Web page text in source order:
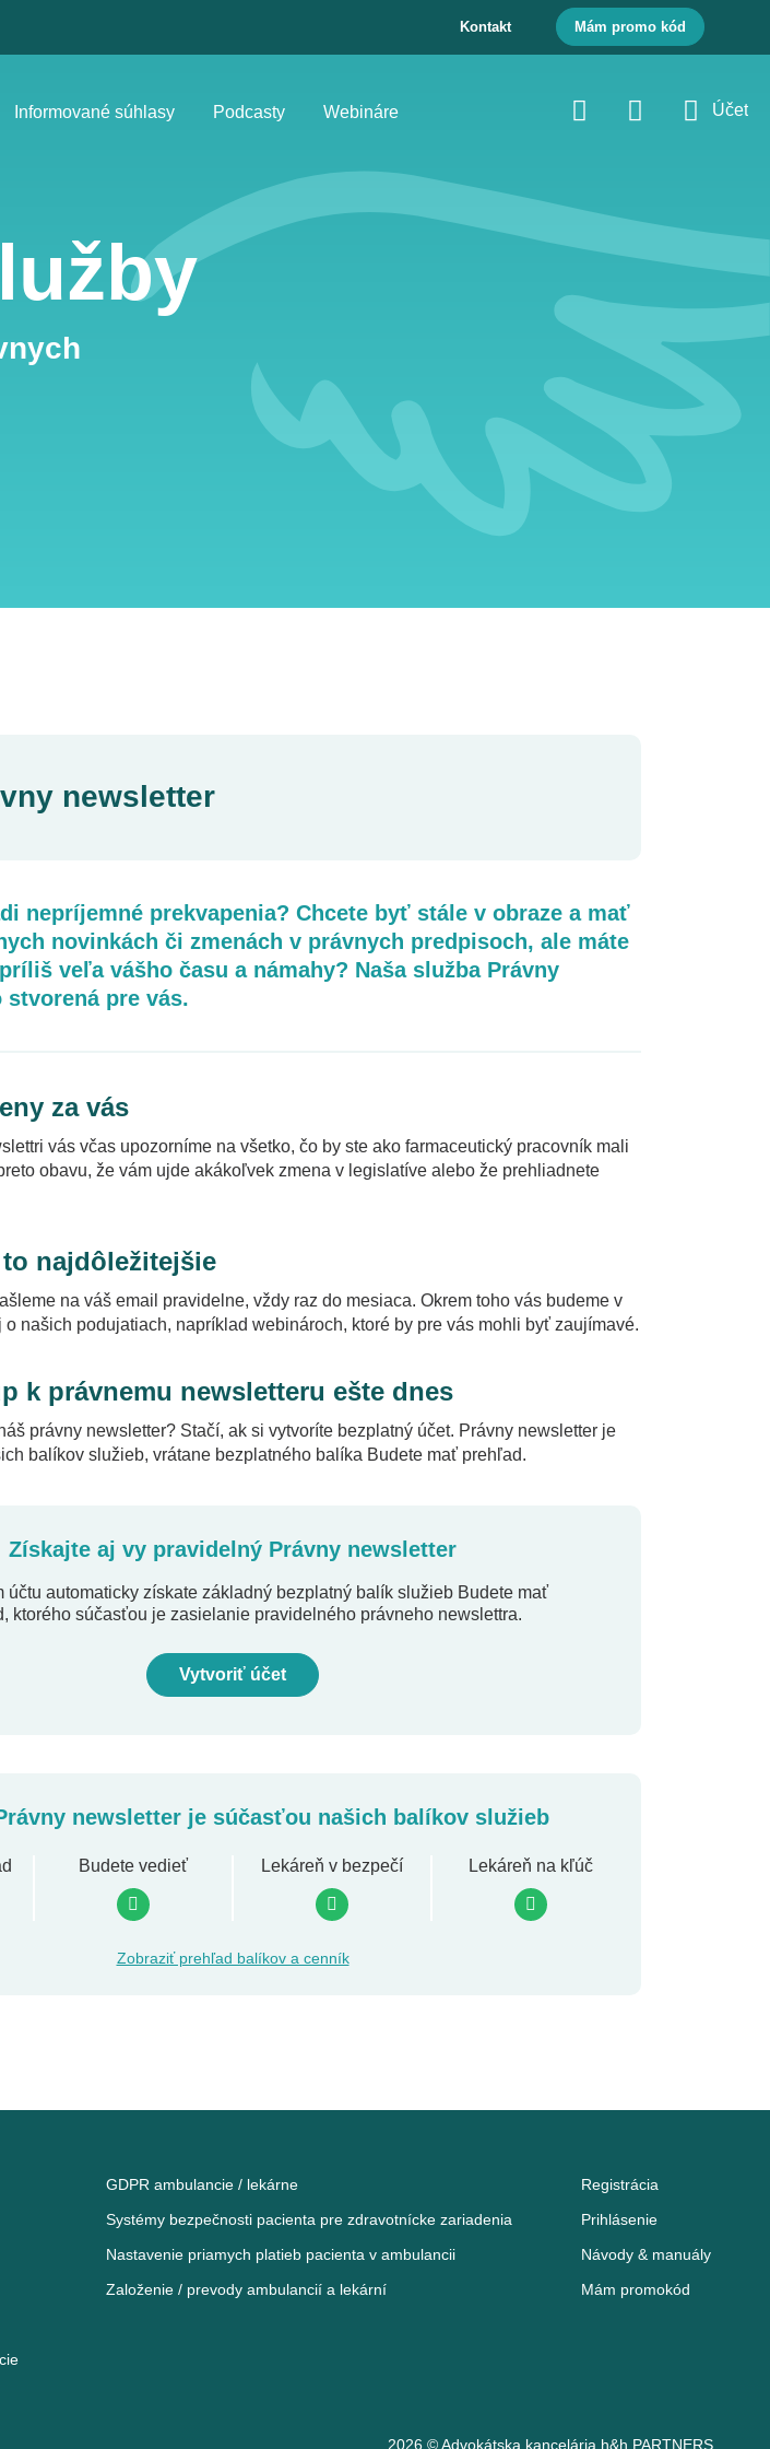
Kontakt Mám promo kód
Informované súhlasy Podcasty Webináre Účet
newsletter
nepríjemné prekvapenia? Chcete byť stále v obraze a mať
novinkách či zmenách v právnych predpisoch, ale máte
veľa vášho času a námahy? Naša služba Právny
pre vás.
za vás
vás včas upozorníme na všetko, čo by ste ako farmaceutický pracovník mali
obavu, že vám ujde akákoľvek zmena v legislatíve alebo že prehliadnete
najdôležitejšie
na váš email pravidelne, vždy raz do mesiaca. Okrem toho vás budeme v
našich podujatiach, napríklad webinároch, ktoré by pre vás mohli byť zaujímavé.
k právnemu newsletteru ešte dnes
právny newsletter? Stačí, ak si vytvoríte bezplatný účet. Právny newsletter je
balíkov služieb, vrátane bezplatného balíka Budete mať prehľad.
Získajte aj vy pravidelný Právny newsletter
účtu automaticky získate základný bezplatný balík služieb Budete mať
ktorého súčasťou je zasielanie pravidelného právneho newslettra.
Vytvoriť účet
newsletter je súčasťou našich balíkov služieb
Budete vedieť Lekáreň v bezpečí Lekáreň na kľúč
Zobraziť prehľad balíkov a cenník
GDPR ambulancie / lekárne
Systémy bezpečnosti pacienta pre zdravotnícke zariadenia
Nastavenie priamych platieb pacienta v ambulancii
Založenie / prevody ambulancií a lekární
Registrácia
Prihlásenie
Návody & manuály
Mám promokód
2026 © Advokátska kancelária h&h PARTNERS